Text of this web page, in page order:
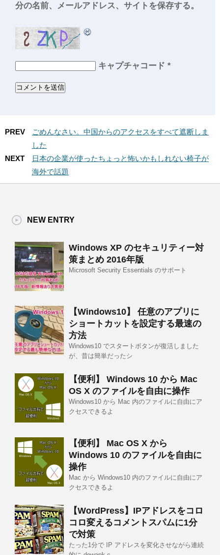
分の名前、メールアドレス、サイトを保存する。
キャプチャコード *
PREV
ごめんなさい。中国からのアクセスをすべて遮断しま
した
NEXT
日本の企業が使ったちょっと怖いかもしれない椅子が
海外で話題
NEW ENTRY
Windows XP のセキュリティー対
策まとめ 2016年版
Microsoft Security Essentials のサポート
【Windows10】 任意のアプリに
ショートカットを設定する最速の
方法
Windows10 でスタートボタンが復活しました
が、昔は簡単だったシ
【便利】 Windows 10 から Mac
OS X のファイルを自由に操作
Windows10 から Mac 内のファイルに自由にア
クセスできるよ
【便利】 Mac OS X から
Windows 10 のファイルを自由に
操作
Mac から Windows10 内のファイルに自由にア
クセスできるよ
【WordPress】IPアドレスをコロ
コロ変えるコメントスパムに1分
で対策
たった1分で IP アドレスを変化させながら連続